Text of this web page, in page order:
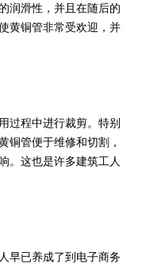
润滑性，并且在随后的
黄铜管非常受欢迎，并
程中进行裁剪。特别
铜管便于维修和切割，
。这也是许多建筑工人
已养成了到电子商务